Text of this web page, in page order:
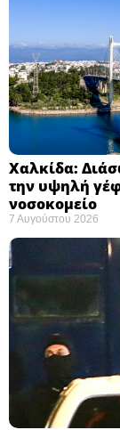
Χαλκίδα:
την υψηλή
νοσοκομείο ​
7 Αυγούστου 2026